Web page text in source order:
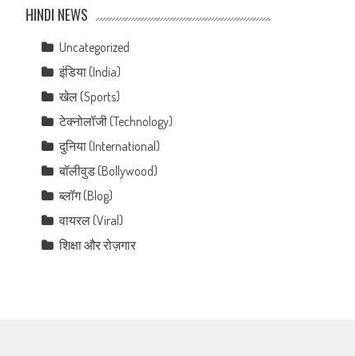
HINDI NEWS
Uncategorized
इंडिया (India)
खेल (Sports)
टेक्नोलॉजी (Technology)
दुनिया (International)
बॉलीवुड (Bollywood)
ब्लॉग (Blog)
वायरल (Viral)
शिक्षा और रोज़गार